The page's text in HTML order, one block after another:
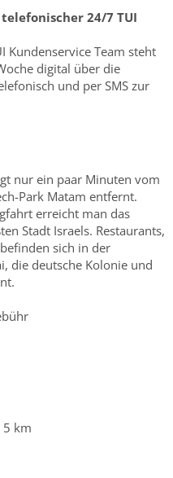
24/7 TUI
Kundenservice Team steht
digital über die
und per SMS zur
nur ein paar Minuten vom
Park Matam entfernt.
erreicht man das
Stadt Israels. Restaurants,
sich in der
die deutsche Kolonie und
5 km